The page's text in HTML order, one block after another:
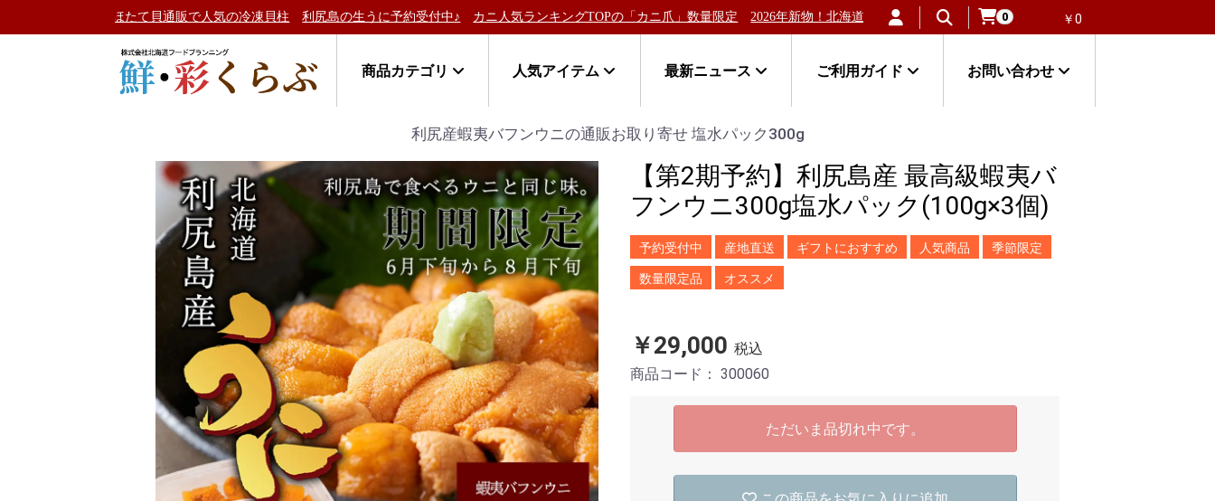
販で人気の冷凍貝柱 利尻島の生うに予約受付中♪ カニ人気ランキングTOPの「カニ爪」数量限定 2026年新物！北海道稚内産「失敗しない毛ガニ」が大人気！ 北海道のほたて貝通販で人気の冷凍貝柱
0 ￥0
商品カテゴリ 人気アイテム 最新ニュース ご利用ガイド お問い合わせ
利尻産蝦夷バフンウニの通販お取り寄せ 塩水パック300g
【第2期予約】利尻島産 最高級蝦夷バ
フンウニ300g塩水パック(100g×3個)
予約受付中 産地直送 ギフトにおすすめ 人気商品 季節限定
数量限定品 オススメ
￥29,000 税込
商品コード： 300060
ただいま品切れ中です。